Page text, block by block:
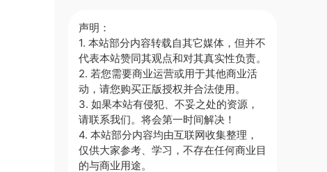
声明：
1. 本站部分内容转载自其它媒体，但并不
代表本站赞同其观点和对其真实性负责。
2. 若您需要商业运营或用于其他商业活
动，请您购买正版授权并合法使用。
3. 如果本站有侵犯、不妥之处的资源，
请联系我们。将会第一时间解决！
4. 本站部分内容均由互联网收集整理，
仅供大家参考、学习，不存在任何商业目
的与商业用途。